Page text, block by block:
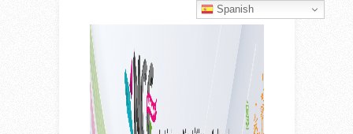
Spanish